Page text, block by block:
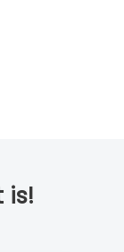
is!